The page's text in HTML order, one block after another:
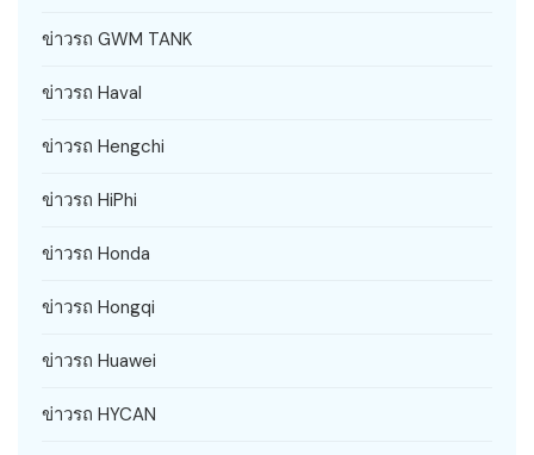
ข่าวรถ GWM TANK
ข่าวรถ Haval
ข่าวรถ Hengchi
ข่าวรถ HiPhi
ข่าวรถ Honda
ข่าวรถ Hongqi
ข่าวรถ Huawei
ข่าวรถ HYCAN